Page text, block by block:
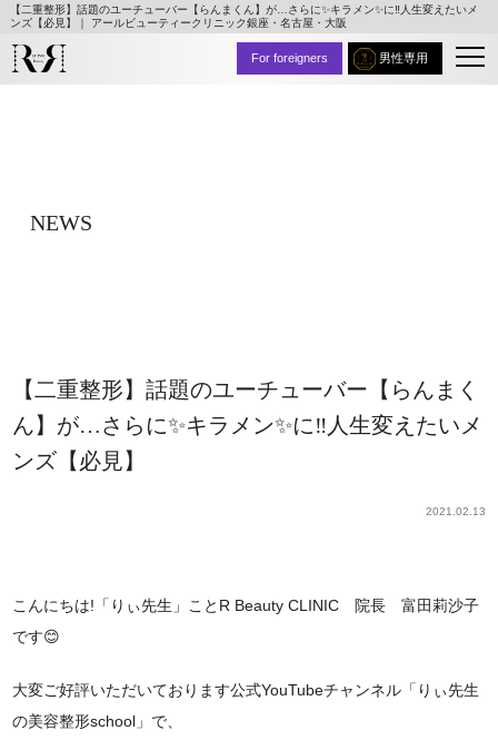
【二重整形】話題のユーチューバー【らんまくん】が…さらに✨キラメン✨に‼️人生変えたいメ
ンズ【必見】｜ アールビューティークリニック銀座・名古屋・大阪
男性専用
For foreigners
NEWS
【二重整形】話題のユーチューバー【らんまく
ん】が…さらに✨キラメン✨に‼️人生変えたいメ
ンズ【必見】
2021.02.13
こんにちは!「りぃ先生」ことR Beauty CLINIC 院長 富田莉沙子
です😊
大変ご好評いただいております公式YouTubeチャンネル「りぃ先生
の美容整形school」で、